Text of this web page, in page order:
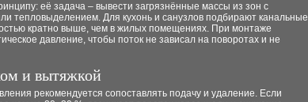
её задача – вывести загрязнённые массы из зон с
тепловыделением. Для кухонь и санузлов подбирают канальные
кратно выше, чем в жилых помещениях. При монтаже
давление, чтобы поток не зависал на поворотах и не
и вытяжкой
рекомендуется сопоставлять подачу и удаление. Если